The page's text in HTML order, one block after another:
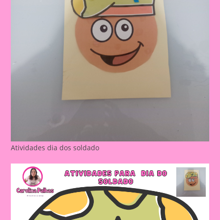
Atividades dia dos soldado